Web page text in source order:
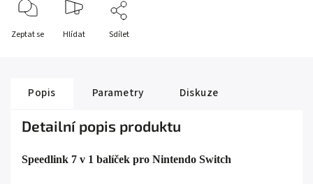
Zeptat se Hlídat Sdílet
Popis Parametry Diskuze
Detailní popis produktu
Speedlink 7 v 1 balíček pro Nintendo Switch